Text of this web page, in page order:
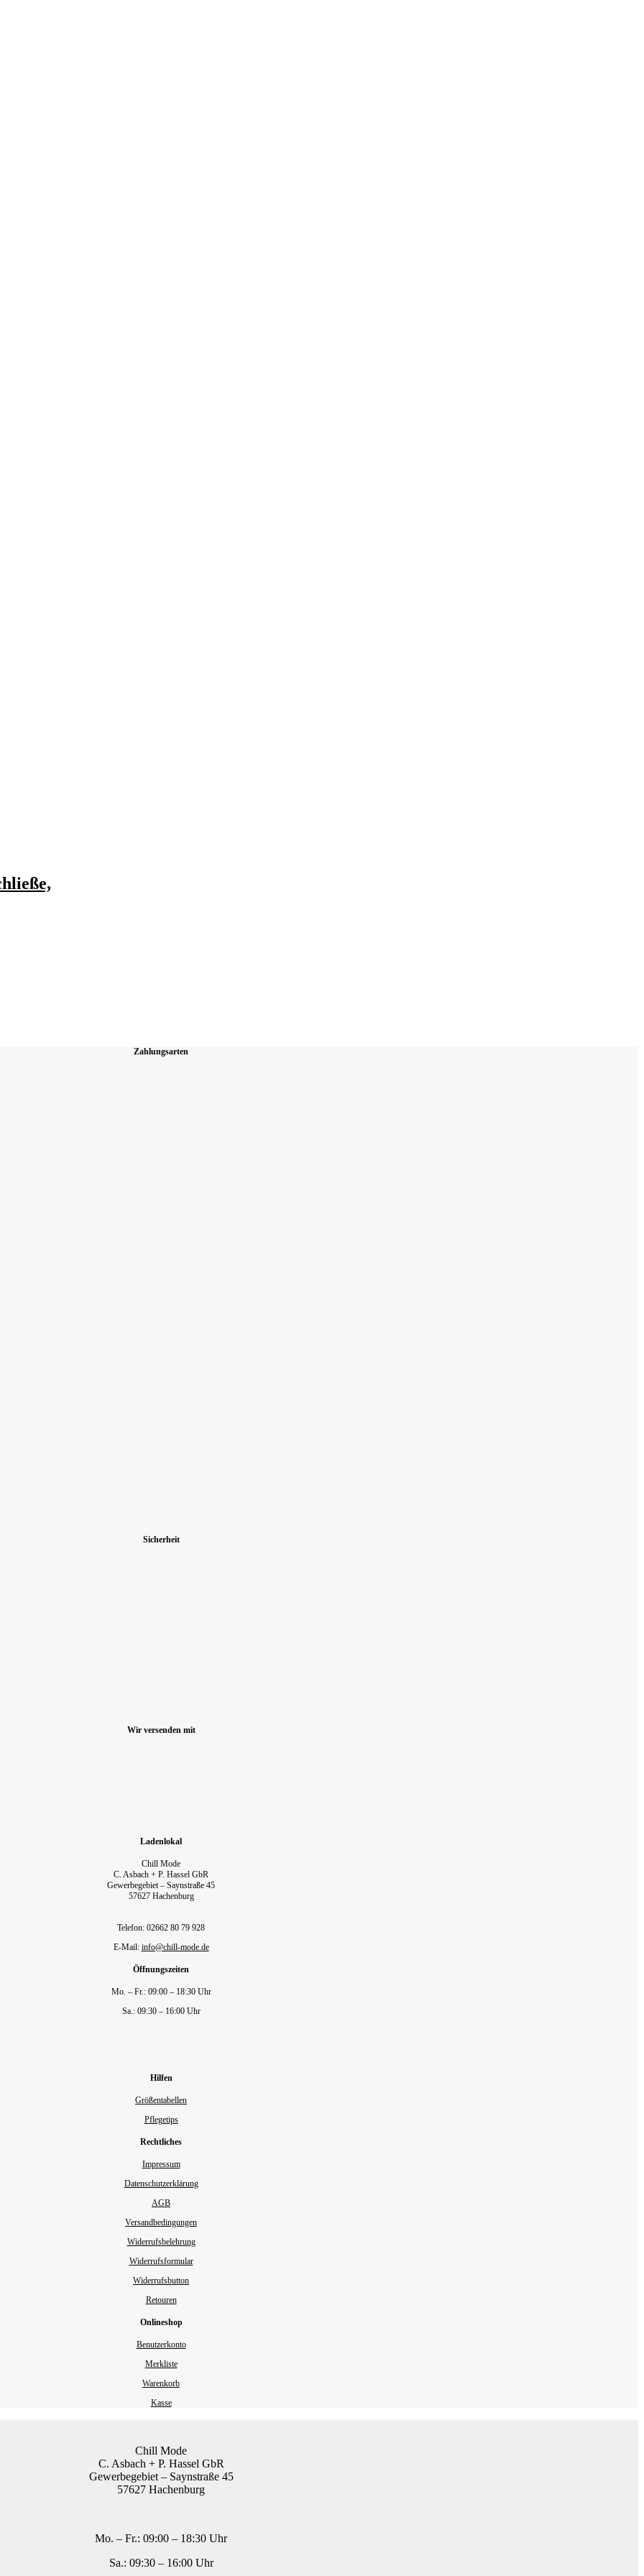
Zahlungsarten
Sicherheit
Wir versenden mit
Ladenlokal
Chill Mode
C. Asbach + P. Hassel GbR
Gewerbegebiet – Saynstraße 45
57627 Hachenburg
Telefon: 02662 80 79 928‬
E-Mail: info@chill-mode.de
Öffnungszeiten
Mo. – Fr.: 09:00 – 18:30 Uhr
Sa.: 09:30 – 16:00 Uhr
Hilfen
Größentabellen
Pflegetips
Rechtliches
Impressum
Datenschutzerklärung
AGB
Versandbedingungen
Widerrufsbelehrung
Widerrufsformular
Widerrufsbutton
Retouren
Onlineshop
Benutzerkonto
Merkliste
Warenkorb
Kasse
Chill Mode
C. Asbach + P. Hassel GbR
Gewerbegebiet – Saynstraße 45
57627 Hachenburg
Mo. – Fr.: 09:00 – 18:30 Uhr
Sa.: 09:30 – 16:00 Uhr